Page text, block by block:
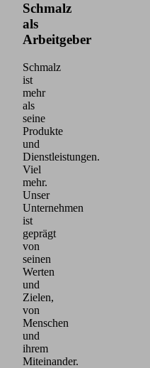
Schmalz
als
Arbeitgeber
Schmalz
ist
mehr
als
seine
Produkte
und
Dienstleistungen.
Viel
mehr.
Unser
Unternehmen
ist
geprägt
von
seinen
Werten
und
Zielen,
von
Menschen
und
ihrem
Miteinander.